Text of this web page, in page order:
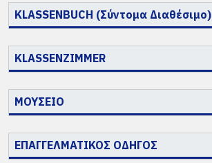
KLASSENBUCH (Σύντομα Διαθέσιμο)
KLASSENZIMMER
ΜΟΥΣΕΙΟ
ΕΠΑΓΓΕΛΜΑΤΙΚΟΣ ΟΔΗΓΟΣ